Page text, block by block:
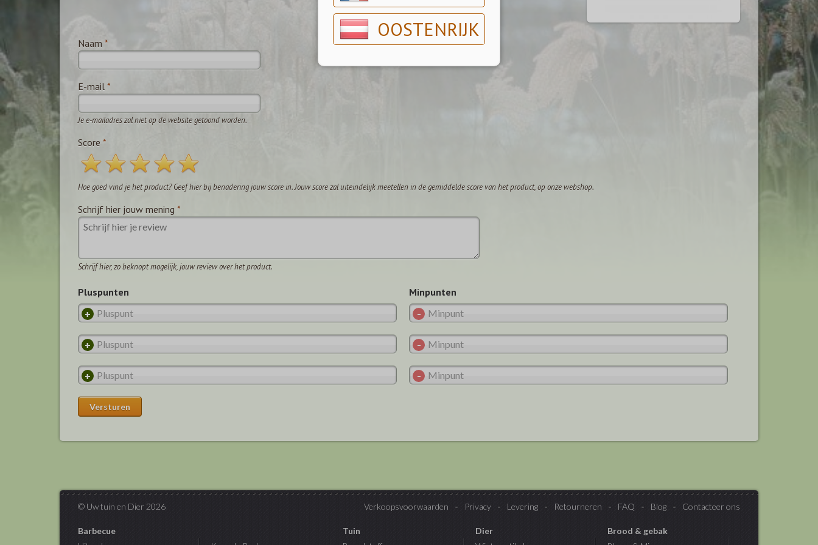
OOSTENRIJK
Naam *
E-mail *
Je e-mailadres zal niet op de website getoond worden.
Score *
Hoe goed vind je het product? Geef hier bij benadering jouw score in. Jouw score zal uiteindelijk meetellen in de gemiddelde score van het product, op onze webshop.
Schrijf hier jouw mening *
Schrijf hier, zo beknopt mogelijk, jouw review over het product.
Pluspunten Minpunten
© Uw tuin en Dier 2026 Verkoopsvoorwaarden Privacy Levering Retourneren FAQ Blog Contacteer ons
Barbecue
Tuin
Dier
Brood & gebak